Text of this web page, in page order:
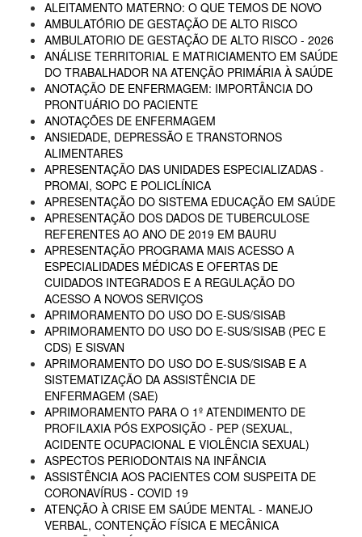
ALEITAMENTO MATERNO: O QUE TEMOS DE NOVO
AMBULATÓRIO DE GESTAÇÃO DE ALTO RISCO
AMBULATORIO DE GESTAÇÃO DE ALTO RISCO - 2026
ANÁLISE TERRITORIAL E MATRICIAMENTO EM SAÚDE
DO TRABALHADOR NA ATENÇÃO PRIMÁRIA À SAÚDE
ANOTAÇÃO DE ENFERMAGEM: IMPORTÂNCIA DO
PRONTUÁRIO DO PACIENTE
ANOTAÇÕES DE ENFERMAGEM
ANSIEDADE, DEPRESSÃO E TRANSTORNOS
ALIMENTARES
APRESENTAÇÃO DAS UNIDADES ESPECIALIZADAS -
PROMAI, SOPC E POLICLÍNICA
APRESENTAÇÃO DO SISTEMA EDUCAÇÃO EM SAÚDE
APRESENTAÇÃO DOS DADOS DE TUBERCULOSE
REFERENTES AO ANO DE 2019 EM BAURU
APRESENTAÇÃO PROGRAMA MAIS ACESSO A
ESPECIALIDADES MÉDICAS E OFERTAS DE
CUIDADOS INTEGRADOS E A REGULAÇÃO DO
ACESSO A NOVOS SERVIÇOS
APRIMORAMENTO DO USO DO E-SUS/SISAB
APRIMORAMENTO DO USO DO E-SUS/SISAB (PEC E
CDS) E SISVAN
APRIMORAMENTO DO USO DO E-SUS/SISAB E A
SISTEMATIZAÇÃO DA ASSISTÊNCIA DE
ENFERMAGEM (SAE)
APRIMORAMENTO PARA O 1º ATENDIMENTO DE
PROFILAXIA PÓS EXPOSIÇÃO - PEP (SEXUAL,
ACIDENTE OCUPACIONAL E VIOLÊNCIA SEXUAL)
ASPECTOS PERIODONTAIS NA INFÂNCIA
ASSISTÊNCIA AOS PACIENTES COM SUSPEITA DE
CORONAVÍRUS - COVID 19
ATENÇÃO À CRISE EM SAÚDE MENTAL - MANEJO
VERBAL, CONTENÇÃO FÍSICA E MECÂNICA